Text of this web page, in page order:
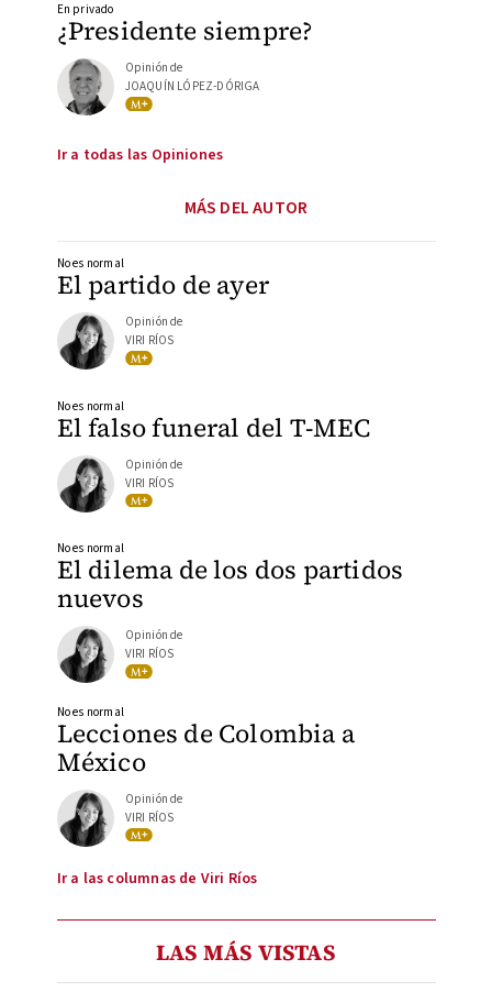
¿Presidente siempre?
En privado
Opinión de
JOAQUÍN LÓPEZ-DÓRIGA
Ir a todas las Opiniones
MÁS DEL AUTOR
El partido de ayer
No es normal
Opinión de
VIRI RÍOS
El falso funeral del T-MEC
No es normal
Opinión de
VIRI RÍOS
El dilema de los dos partidos
nuevos
No es normal
Opinión de
VIRI RÍOS
Lecciones de Colombia a
México
No es normal
Opinión de
VIRI RÍOS
Ir a las columnas de Viri Ríos
LAS MÁS VISTAS